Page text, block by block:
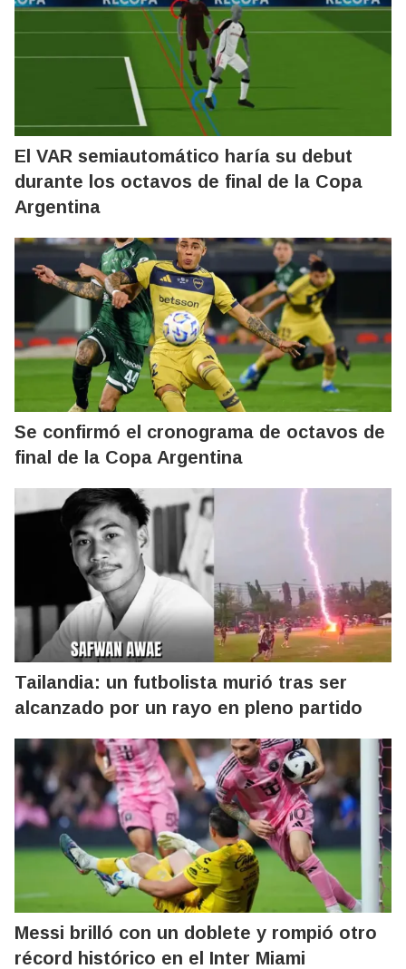
El VAR semiautomático haría su debut
durante los octavos de final de la Copa
Argentina
Se confirmó el cronograma de octavos de
final de la Copa Argentina
Tailandia: un futbolista murió tras ser
alcanzado por un rayo en pleno partido
Messi brilló con un doblete y rompió otro
récord histórico en el Inter Miami